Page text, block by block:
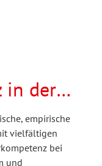
in der
empirische
vielfältigen
bei
und